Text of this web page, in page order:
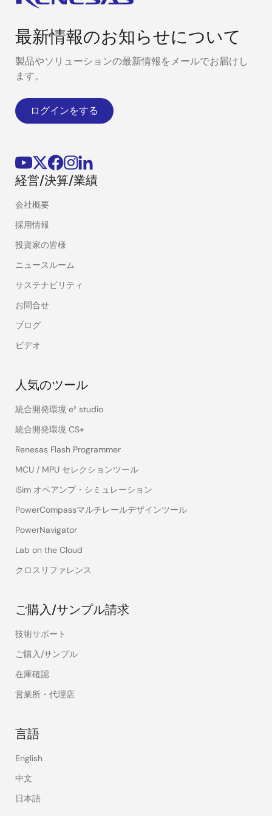
最新情報のお知らせについて
製品やソリューションの最新情報をメールでお届けし
ます。
ログインをする
経営/決算/業績
会社概要
採用情報
投資家の皆様
ニュースルーム
サステナビリティ
お問合せ
ブログ
ビデオ
人気のツール
統合開発環境 e² studio
統合開発環境 CS+
Renesas Flash Programmer
MCU / MPU セレクションツール
iSim オペアンプ・シミュレーション
PowerCompassマルチレールデザインツール
PowerNavigator
Lab on the Cloud
クロスリファレンス
ご購入/サンプル請求
技術サポート
ご購入/サンプル
在庫確認
営業所・代理店
言語
English
中文
日本語